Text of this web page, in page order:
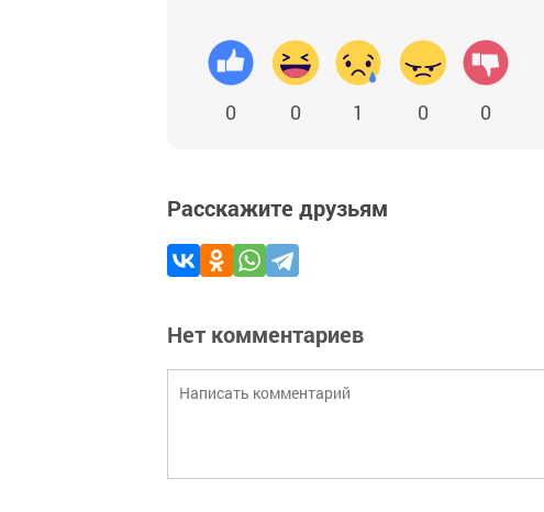
0 0 1 0 0
Расскажите друзьям
Нет комментариев